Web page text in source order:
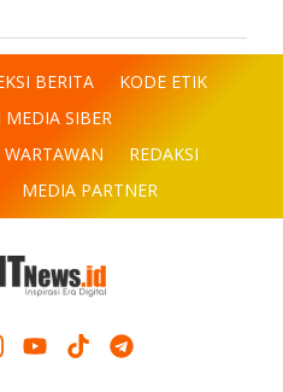
BERITA
KODE ETIK
SIBER
REDAKSI
MEDIA PARTNER